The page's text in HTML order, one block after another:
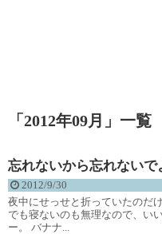
「 2012年09月 」 一覧
忘れないから忘れないで
2012/9/30
夜中にせっせと折っていたのだ
でも寝ないのも無理なので、い
ー。 バナナ...